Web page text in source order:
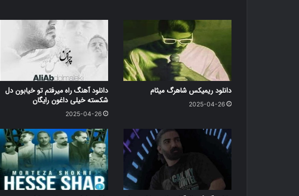
دانلود ریمیکس شاهرگ میثام
2025-04-26
دانلود آهنگ راه میرفتم تو خیابون دل
شکسته خیلی داغون رایگان
2025-04-26